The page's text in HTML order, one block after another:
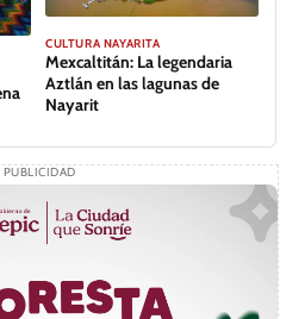
CULTURA NAYARITA
Mexcaltitán: La legendaria
Aztlán en las lagunas de
Nayarit
PUBLICIDAD